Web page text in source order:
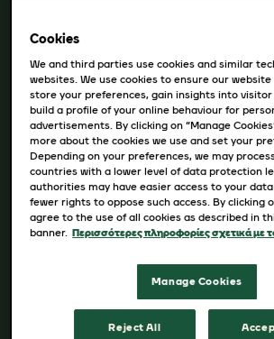
Απαλό άρωμα καβουρδίσματος,
γεύση καφέ και η απόλυτη βάση
επιθυμείς - απευθείας στο
θέλεις, όπως θέλεις.
Τι θα δημιουργήσεις;
και συνταγέςεδώ.
Cookies
We and third parties use cookies and similar
websites. We use cookies to ensure our
store your preferences, gain insights into visitor
build a profile of your online behaviour for
advertisements. By clicking on “Manage
more about the cookies we use and set your
Depending on your preferences, we may
countries with a lower level of data protection
authorities may have easier access to your
fewer rights to oppose such access. By clicking
agree to the use of all cookies as described in
banner. Περισσότερες πληροφορίες σχετικά με
Manage Cookies
Reject All